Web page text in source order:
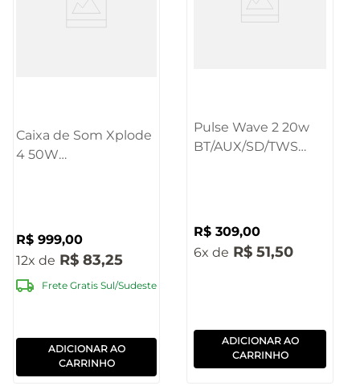
Caixa de Som Xplode
4 50W
R$ 999,00
12
R$ 83,25
Frete Gratis Sul/Sudeste
ADICIONAR AO
CARRINHO
Pulse Wave 2 20w
BT/AUX/SD/TWS
R$ 309,00
6
R$ 51,50
ADICIONAR AO
CARRINHO